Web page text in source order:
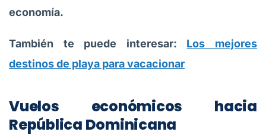
economía.
También te puede interesar: Los mejores
destinos de playa para vacacionar
Vuelos económicos hacia
República Dominicana